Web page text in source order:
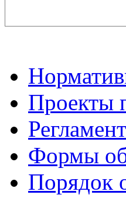
Проекты
Формы
Порядок